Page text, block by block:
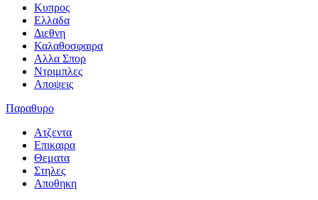
Κυπρος
Ελλαδα
Διεθνη
Καλαθοσφαιρα
Αλλα Σπορ
Ντριμπλες
Αποψεις
Παραθυρο
Ατζεντα
Επικαιρα
Θεματα
Στηλες
Αποθηκη